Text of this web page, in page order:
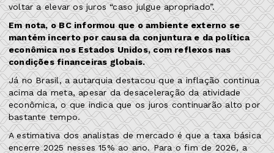
voltar a elevar os juros “caso julgue apropriado”.
Em nota, o BC informou que o ambiente externo se
mantém incerto por causa da conjuntura e da política
econômica nos Estados Unidos, com reflexos nas
condições financeiras globais.
Já no Brasil, a autarquia destacou que a inflação continua
acima da meta, apesar da desaceleração da atividade
econômica, o que indica que os juros continuarão alto por
bastante tempo.
A estimativa dos analistas de mercado é que a taxa básica
encerre 2025 nesses 15% ao ano. Para o fim de 2026, a